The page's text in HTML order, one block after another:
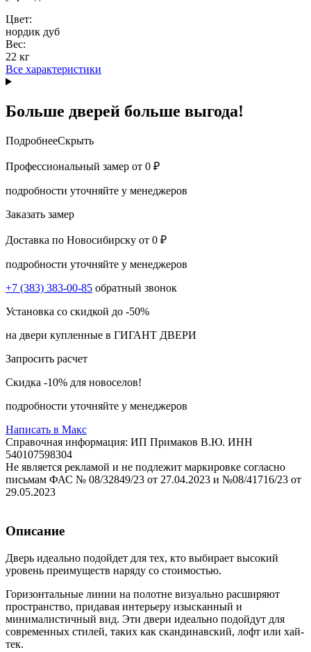
Цвет:
нордик дуб
Вес:
22 кг
Все характеристики
Больше дверей больше выгода!
ПодробнееСкрыть
Профессиональный замер от 0 ₽
подробности уточняйте у менеджеров
Заказать замер
Доставка по Новосибирску от 0 ₽
подробности уточняйте у менеджеров
+7 (383) 383-00-85 обратный звонок
Установка со скидкой до -50%
на двери купленные в ГИГАНТ ДВЕРИ
Запросить расчет
Скидка -10% для новоселов!
подробности уточняйте у менеджеров
Написать в Макс
Справочная информация: ИП Примаков В.Ю. ИНН
540107598304
Не является рекламой и не подлежит маркировке согласно
письмам ФАС № 08/32849/23 от 27.04.2023 и №08/41716/23 от
29.05.2023
Описание
Дверь идеально подойдет для тех, кто выбирает высокий
уровень преимуществ наряду со стоимостью.
Горизонтальные линии на полотне визуально расширяют
пространство, придавая интерьеру изысканный и
минималистичный вид. Эти двери идеально подойдут для
современных стилей, таких как скандинавский, лофт или хай-
тек.